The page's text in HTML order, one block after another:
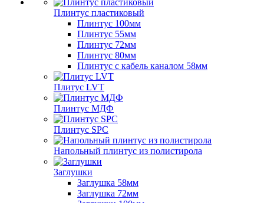
Плинтус пластиковый
Плинтус 100мм
Плинтус 55мм
Плинтус 72мм
Плинтус 80мм
Плинтус с кабель каналом 58мм
Плитус LVT
Плинтус МДФ
Плинтус SPC
Напольный плинтус из полистирола
Заглушки
Заглушка 58мм
Заглушка 72мм